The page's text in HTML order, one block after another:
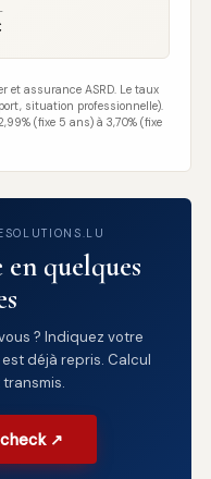
et assurance ASRD. Le taux
situation professionnelle).
(fixe 5 ans) à 3,70% (fixe
quelques
? Indiquez votre
déjà repris. Calcul
↗